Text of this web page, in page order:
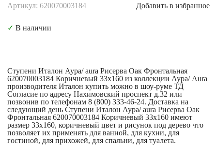
Артикул: 620070003184 Добавить в избранное
✓ В наличии
Ступени Италон Аура/ aura Рисерва Оак Фронтальная
620070003184 Коричневый 33x160 из коллекции Аура/ Aura
производителя Италон купить можно в шоу-руме ТД
Согласие по адресу Нахимовский проспект д.32 или
позвонив по телефонам 8 (800) 333-46-24. Доставка на
следующий день Ступени Италон Аура/ aura Рисерва Оак
Фронтальная 620070003184 Коричневый 33x160 имеют
размер 33x160, коричневый цвет и рисунок под дерево что
позволяет их применять для ванной, для кухни, для
гостиной, для прихожей, для спальни, для туалета.